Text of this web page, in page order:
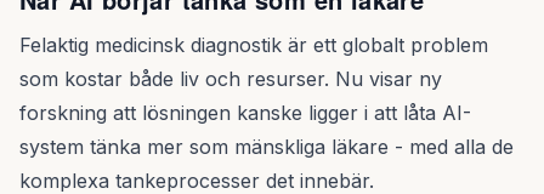
Felaktig medicinsk diagnostik är ett globalt problem
som kostar både liv och resurser. Nu visar ny
forskning att lösningen kanske ligger i att låta AI-
system tänka mer som mänskliga läkare - med alla de
komplexa tankeprocesser det innebär.